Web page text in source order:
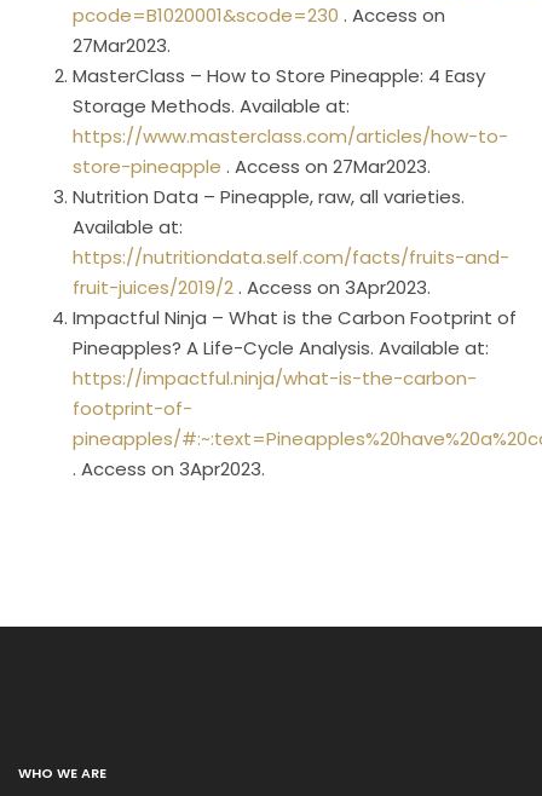
pcode=B1020001&scode=230 . Access on
27Mar2023.
MasterClass – How to Store Pineapple: 4 Easy
Storage Methods. Available at:
https://www.masterclass.com/articles/how-to-
store-pineapple . Access on 27Mar2023.
Nutrition Data – Pineapple, raw, all varieties.
Available at:
https://nutritiondata.self.com/facts/fruits-and-
fruit-juices/2019/2. Access on 3Apr2023.
Impactful Ninja – What is the Carbon Footprint of
Pineapples? A Life-Cycle Analysis. Available at:
https://impactful.ninja/what-is-the-carbon-
footprint-of-
pineapples/
. Access on 3Apr2023.
WHO WE ARE